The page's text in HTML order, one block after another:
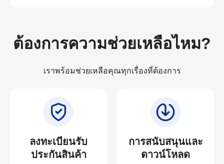
ต้องการความช่วยเหลือไหม?
เราพร้อมช่วยเหลือคุณทุกเรื่องที่ต้องการ
ลงทะเบียนรับ
ประกันสินค้า
การสนับสนุนและ
ดาวน์โหลด